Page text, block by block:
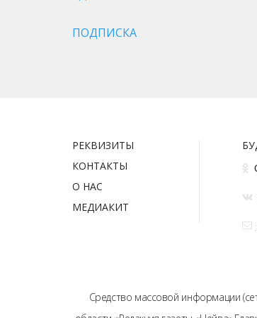
ПОДПИСКА
РЕКВИЗИТЫ
КОНТАКТЫ
О НАС
МЕДИАКИТ
Средство массовой информации